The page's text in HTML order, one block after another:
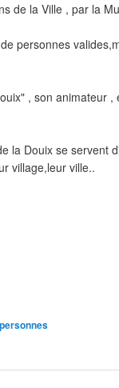
de la Ville , par la
personnes
, son animateur
la Douix se servent
village,leur ville..